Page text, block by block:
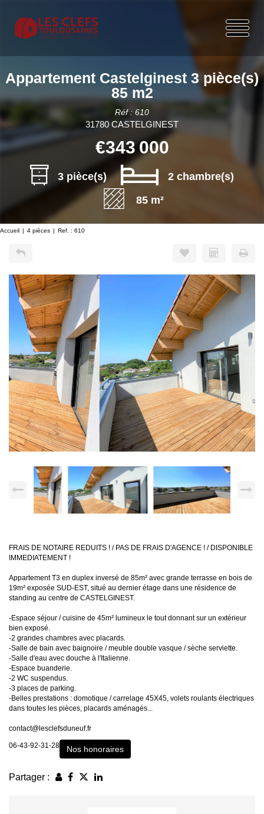
Appartement Castelginest 3 pièce(s)
85 m2
Réf : 610
31780 CASTELGINEST
€343 000
3 pièce(s)
2 chambre(s)
85 m²
Accueil 4 pièces Ref. : 610
FRAIS DE NOTAIRE REDUITS ! / PAS DE FRAIS D'AGENCE ! / DISPONIBLE
IMMEDIATEMENT !
Appartement T3 en duplex inversé de 85m² avec grande terrasse en bois de
19m² exposée SUD-EST, situé au dernier étage dans une résidence de
standing au centre de CASTELGINEST.
-Espace séjour / cuisine de 45m² lumineux le tout donnant sur un extérieur
bien exposé.
-2 grandes chambres avec placards.
-Salle de bain avec baignoire / meuble double vasque / sèche serviette.
-Salle d'eau avec douche à l'Italienne.
-Espace buanderie.
-2 WC suspendus.
-3 places de parking.
-Belles prestations : domotique / carrelage 45X45, volets roulants électriques
dans toutes les pièces, placards aménagés...
contact@lesclefsduneuf.fr
06-43-92-31-28 Nos honoraires
Partager :